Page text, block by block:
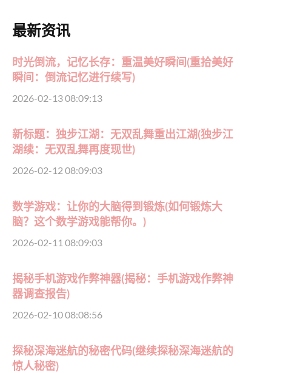
最新资讯
时光倒流，记忆长存：重温美好瞬间(重拾美好
瞬间：倒流记忆进行续写)
2026-02-13 08:09:13
新标题：独步江湖：无双乱舞重出江湖(独步江
湖续：无双乱舞再度现世)
2026-02-12 08:09:03
数学游戏：让你的大脑得到锻炼(如何锻炼大
脑？这个数学游戏能帮你。)
2026-02-11 08:09:03
揭秘手机游戏作弊神器(揭秘：手机游戏作弊神
器调查报告)
2026-02-10 08:08:56
探秘深海迷航的秘密代码(继续探秘深海迷航的
惊人秘密)